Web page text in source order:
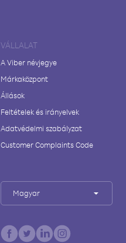
VÁLLALAT
A Viber névjegye
Márkaközpont
Állások
Feltételek és irányelvek
Adatvédelmi szabályzat
Customer Complaints Code
Magyar